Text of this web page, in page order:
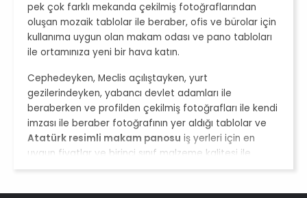
pek çok farklı mekanda çekilmiş fotoğraflarından
oluşan mozaik tablolar ile beraber, ofis ve bürolar için
kullanıma uygun olan makam odası ve pano tabloları
ile ortamınıza yeni bir hava katın.
Cephedeyken, Meclis açılıştayken, yurt
gezilerindeyken, yabancı devlet adamları ile
beraberken ve profilden çekilmiş fotoğrafları ile kendi
imzası ile beraber fotoğrafının yer aldığı tablolar ve
Atatürk resimli makam panosu iş yerleri için en
uygun fiyatlar ve birinci sınıf malzeme kalitesi ile
müşterilere sunulmaktadır. 1881 yılında Selanik'te